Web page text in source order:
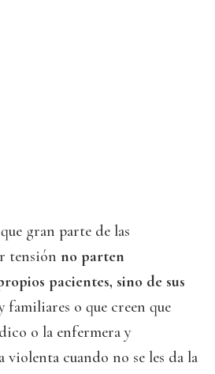
gran parte de las
tensión no parten
pacientes, sino de sus
familiares o que creen que
o la enfermera y
cuando no se les da la